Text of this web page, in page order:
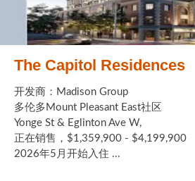
The Capitol Residences
开发商：Madison Group
多伦多Mount Pleasant East社区
Yonge St & Eglinton Ave W,
正在销售，$1,359,900 - $4,199,900
2026年5月开始入住 ...